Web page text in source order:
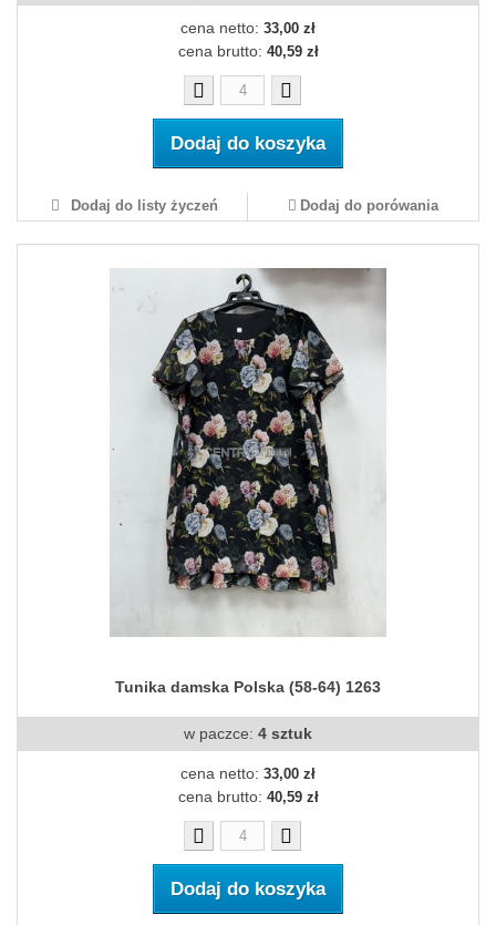
cena netto: 33,00 zł
cena brutto: 40,59 zł
Dodaj do koszyka
Dodaj do listy życzeń Dodaj do porówania
Tunika damska Polska (58-64) 1263
w paczce: 4 sztuk
cena netto: 33,00 zł
cena brutto: 40,59 zł
Dodaj do koszyka